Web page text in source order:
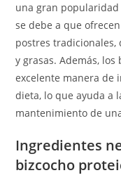
una gran popularidad
se debe a que
postres tradicionales,
y grasas. Además,
excelente manera de
dieta, lo que ayuda a
mantenimiento de
Ingredientes
bizcocho